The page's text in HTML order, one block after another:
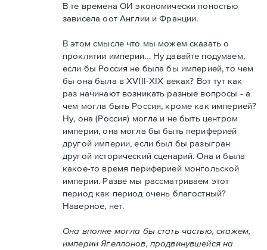
В те времена ОИ экономически поностью
зависела оот Англии и Франции.
В этом смысле что мы можем сказать о
проклятии империи… Ну давайте подумаем,
если бы Россия не была бы империей, то чем
бы она была в XVIII-XIX веках? Вот тут как
раз начинают возникать разные вопросы - а
чем могла быть Россия, кроме как империей?
Ну, она (Россия) могла и не быть центром
империи, она могла бы быть периферией
другой империи, если был бы разыгран
другой исторический сценарий. Она и была
какое-то время периферией монгольской
империи. Разве мы рассматриваем этот
период как период очень благостный?
Наверное, нет.
Она вполне могла бы стать частью, скажем,
империи Ягеллонов, продвинувшейся на